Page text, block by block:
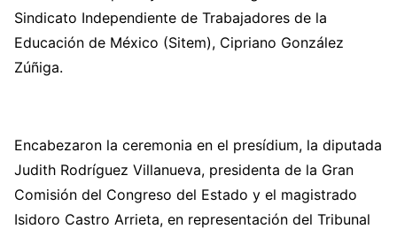
Sindicato Independiente de Trabajadores de la
Educación de México (Sitem), Cipriano González
Zúñiga.
Encabezaron la ceremonia en el presídium, la diputada
Judith Rodríguez Villanueva, presidenta de la Gran
Comisión del Congreso del Estado y el magistrado
Isidoro Castro Arrieta, en representación del Tribunal